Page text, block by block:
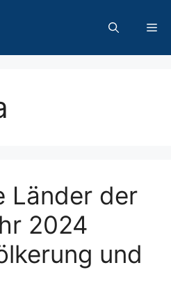
Länder der
2024
und